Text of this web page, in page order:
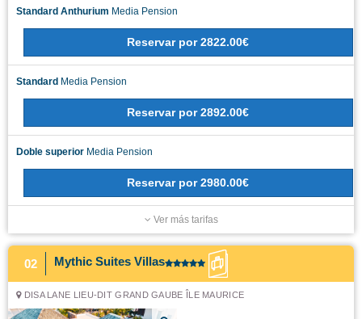
Standard Anthurium Media Pension
Reservar por 2822.00€
Standard Media Pension
Reservar por 2892.00€
Doble superior Media Pension
Reservar por 2980.00€
Ver más tarifas
02 Mythic Suites Villas
DISA LANE LIEU-DIT GRAND GAUBE ÎLE MAURICE